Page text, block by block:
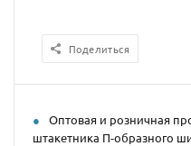
Поделиться
Оптовая и розничная
штакетника П-образного